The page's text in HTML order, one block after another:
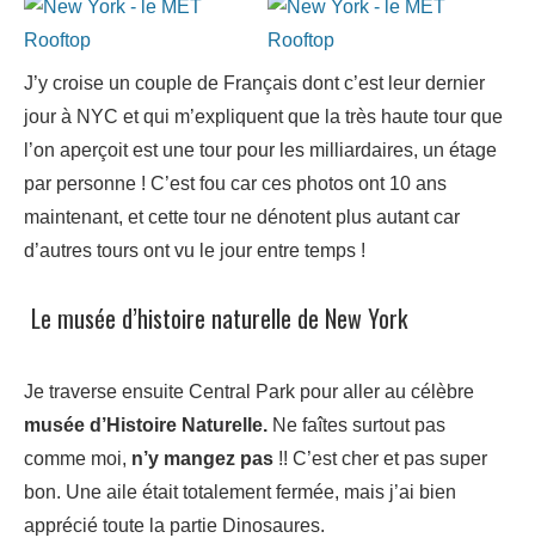
J’y croise un couple de Français dont c’est leur dernier
jour à NYC et qui m’expliquent que la très haute tour que
l’on aperçoit est une tour pour les milliardaires, un étage
par personne ! C’est fou car ces photos ont 10 ans
maintenant, et cette tour ne dénotent plus autant car
d’autres tours ont vu le jour entre temps !
Le musée d’histoire naturelle de New York
Je traverse ensuite Central Park pour aller au célèbre
musée d’Histoire Naturelle. Ne faîtes surtout pas
comme moi, n’y mangez pas !! C’est cher et pas super
bon. Une aile était totalement fermée, mais j’ai bien
apprécié toute la partie Dinosaures.